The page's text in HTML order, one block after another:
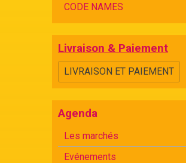
CODE NAMES
Livraison & Paiement
LIVRAISON ET PAIEMENT
Agenda
Les marchés
Evénements